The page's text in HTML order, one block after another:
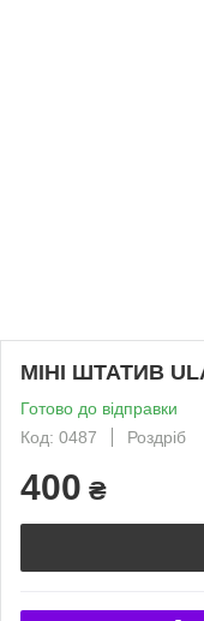
МІНІ ШТАТИВ
Готово до відправки
Код: 0487
Роздріб
400 ₴